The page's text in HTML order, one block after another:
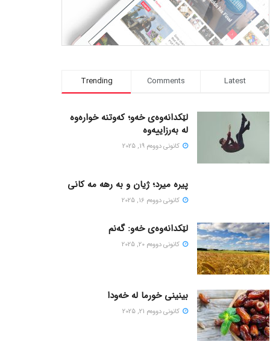
Trending Comments Latest
لێکدانەوەی خەو؛ کەوتنە خوارەوە
لە بەرزاییەوە
كانونی دووه‌م 19, 2025
پیره میرد؛ ژیان و به رهه مه کانی
كانونی دووه‌م 16, 2025
لێکدانەوەی خەو: گەنم
كانونی دووه‌م 20, 2025
بینینی خورما لە خەودا
كانونی دووه‌م 21, 2025